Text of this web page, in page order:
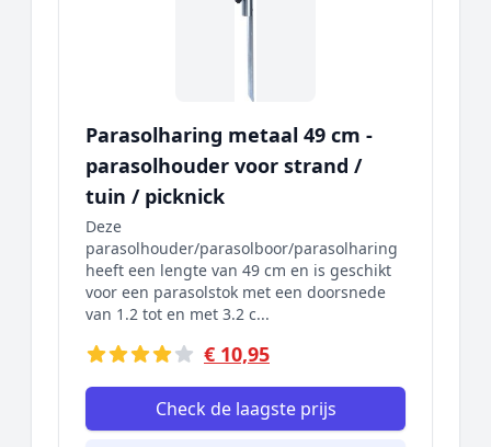
Parasolharing metaal 49 cm -
parasolhouder voor strand /
tuin / picknick
Deze
parasolhouder/parasolboor/parasolharing
heeft een lengte van 49 cm en is geschikt
voor een parasolstok met een doorsnede
van 1.2 tot en met 3.2 c...
€ 10,95
Check de laagste prijs